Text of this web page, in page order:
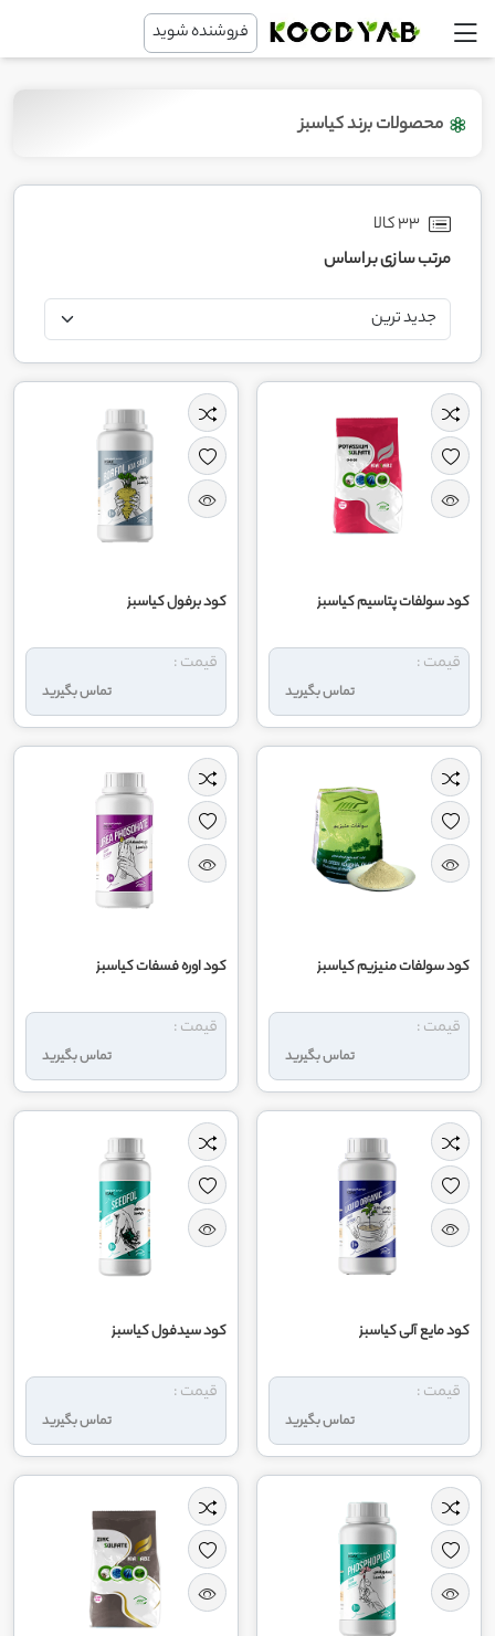
فروشنده شوید
محصولات برند کیاسبز
33 کالا
مرتب سازی بر اساس
کود سولفات پتاسیم کیاسبز
تماس بگیرید
قیمت :
کود برفول کیاسبز
تماس بگیرید
قیمت :
کود سولفات منیزیم کیاسبز
تماس بگیرید
قیمت :
کود اوره فسفات کیاسبز
تماس بگیرید
قیمت :
کود مایع آلی کیاسبز
تماس بگیرید
قیمت :
کود سیدفول کیاسبز
تماس بگیرید
قیمت :